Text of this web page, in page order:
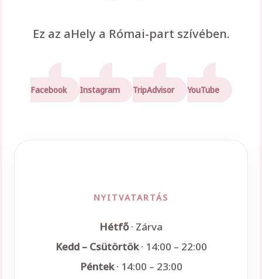
Ez az aHely a Római-part szívében.
Facebook Instagram TripAdvisor YouTube
NYITVATARTÁS
Hétfő· Zárva
Kedd – Csütörtök· 14:00 – 22:00
Péntek· 14:00 – 23:00